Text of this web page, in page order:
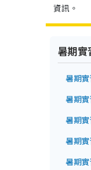
資訊。
暑期實
暑期
暑期
暑期
暑期
暑期